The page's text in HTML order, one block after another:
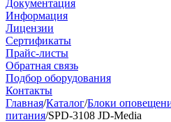
Документация
Информация
Лицензии
Сертификаты
Прайс-листы
Обратная связь
Подбор оборудования
Контакты
Главная/Каталог/Блоки
питания/SPD-3108 JD-Media